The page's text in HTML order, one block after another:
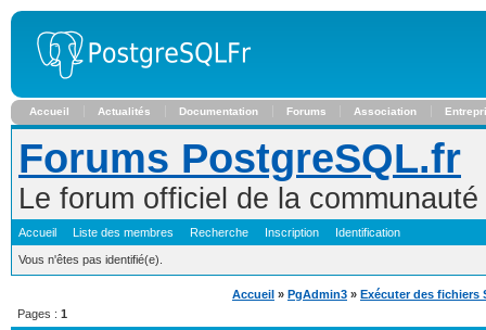
Accueil Actualités Documentation Forums Association
Forums PostgreSQL.fr
Le forum officiel de la
Accueil Liste des membres Recherche Inscription Identification
Vous n'êtes pas identifié(e).
Accueil » PgAdmin3 » Exécuter des fichiers
Pages : 1